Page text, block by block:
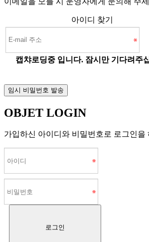
아이디 찾기
캡챠로딩중 입니다. 잠시만 기다려주
OBJET LOGIN
가입하신 아이디와 비밀번호로 로그인을